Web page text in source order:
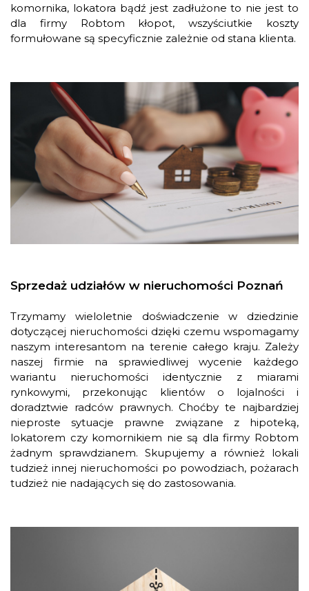
komornika, lokatora bądź jest zadłużone to nie jest to
dla firmy Robtom kłopot, wszyściutkie koszty
formułowane są specyficznie zależnie od stana klienta.
Sprzedaż udziałów w nieruchomości Poznań
Trzymamy wieloletnie doświadczenie w dziedzinie
dotyczącej nieruchomości dzięki czemu wspomagamy
naszym interesantom na terenie całego kraju. Zależy
naszej firmie na sprawiedliwej wycenie każdego
wariantu nieruchomości identycznie z miarami
rynkowymi, przekonując klientów o lojalności i
doradztwie radców prawnych. Choćby te najbardziej
nieproste sytuacje prawne związane z hipoteką,
lokatorem czy komornikiem nie są dla firmy Robtom
żadnym sprawdzianem. Skupujemy a również lokali
tudzież innej nieruchomości po powodziach, pożarach
tudzież nie nadających się do zastosowania.